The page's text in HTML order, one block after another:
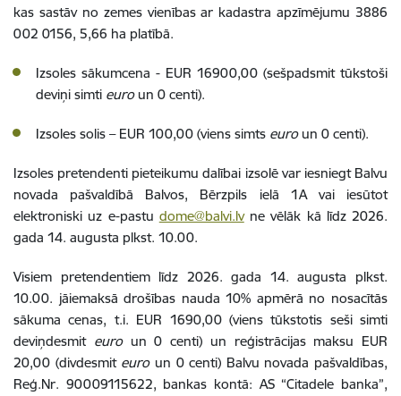
kas sastāv no zemes vienības ar kadastra apzīmējumu 3886
002 0156, 5,66 ha platībā.
Izsoles sākumcena - EUR 16900,00 (sešpadsmit tūkstoši
deviņi simti euro un 0 centi).
Izsoles solis – EUR 100,00 (viens simts euroun 0 centi).
Izsoles pretendenti pieteikumu dalībai izsolē var iesniegt Balvu
novada pašvaldībā Balvos, Bērzpils ielā 1A vai iesūtot
elektroniski uz e-pastu dome@balvi.lvne vēlāk kā līdz 2026.
gada 14. augusta plkst. 10.00.
Visiem pretendentiem līdz 2026. gada 14. augusta plkst.
10.00. jāiemaksā drošības nauda 10% apmērā no nosacītās
sākuma cenas, t.i. EUR 1690,00 (viens tūkstotis seši simti
deviņdesmit euro un 0 centi) un reģistrācijas maksu EUR
20,00 (divdesmit euroun 0 centi) Balvu novada pašvaldības,
Reģ.Nr. 90009115622, bankas kontā: AS “Citadele banka”,